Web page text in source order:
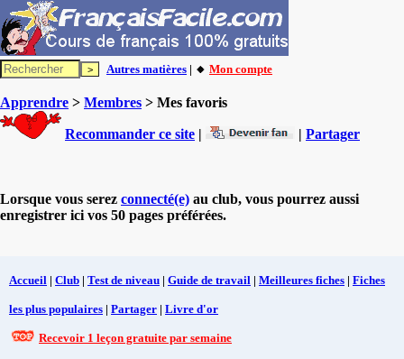
Autres matières | 🔸 Mon compte
Apprendre > Membres > Mes favoris
Recommander ce site | | Partager
Lorsque vous serez connecté(e) au club, vous pourrez aussi
enregistrer ici vos 50 pages préférées.
Accueil | Club | Test de niveau | Guide de travail | Meilleures fiches | Fiches
les plus populaires | Partager | Livre d'or
Recevoir 1 leçon gratuite par semaine